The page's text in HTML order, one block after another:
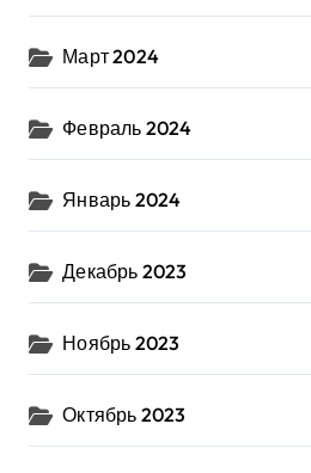
Март 2024
Февраль 2024
Январь 2024
Декабрь 2023
Ноябрь 2023
Октябрь 2023